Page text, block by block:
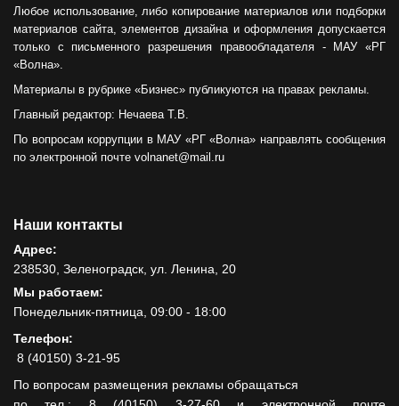
Любое использование, либо копирование материалов или подборки
материалов сайта, элементов дизайна и оформления допускается
только с письменного разрешения правообладателя - МАУ «РГ
«Волна».
Материалы в рубрике «Бизнес» публикуются на правах рекламы.
Главный редактор: Нечаева Т.В.
По вопросам коррупции в МАУ «РГ «Волна» направлять сообщения
по электронной почте volnanet@mail.ru
Наши контакты
Адрес:
238530, Зеленоградск, ул. Ленина, 20
Мы работаем:
Понедельник-пятница, 09:00 - 18:00
Телефон:
8 (40150) 3-21-95
По вопросам размещения рекламы обращаться